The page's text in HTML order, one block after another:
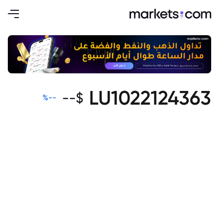
LU1022124363
$
--
--
%